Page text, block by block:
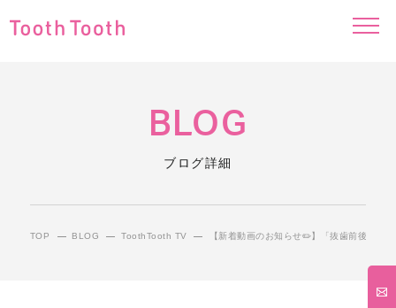
BLOG
ブログ詳細
TOP BLOG ToothTooth TV 【新着動画のお知らせ✏️】「抜歯前後の注